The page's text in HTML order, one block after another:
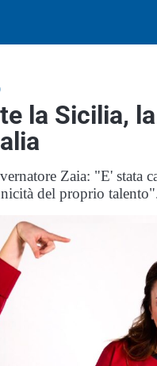
la Sicilia,
Zaia: "E' stata
del proprio